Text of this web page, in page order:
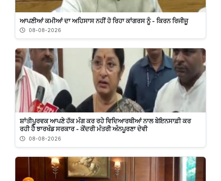
ਆਪਣੀਆਂ ਕਮੀਆਂ ਦਾ ਅਹਿਸਾਸ ਨਹੀਂ ਹੋ ਰਿਹਾ ਕਾਂਗਰਸ ਨੂੰ - ਕਿਰਨ ਰਿਜੀਜੂ
08-08-2026
ਸ਼ਾਂਤੀਪੂਰਵਕ ਆਪਣੇ ਹੱਕ ਮੰਗ ਕਰ ਰਹੇ ਵਿਦਿਆਰਥੀਆਂ ਨਾਲ ਬੇਇਨਸਾਫ਼ੀ ਕਰ
ਰਹੀ ਹੈ ਝਾਰਖੰਡ ਸਰਕਾਰ - ਕੇਂਦਰੀ ਮੰਤਰੀ ਅੰਨਪੂਰਣਾ ਦੇਵੀ
08-08-2026